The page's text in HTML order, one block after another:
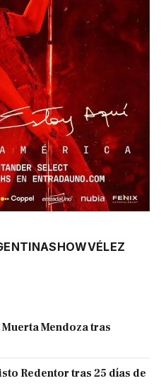
SHOWVÉLEZ
Mendoza tras
Redentor tras 25 días de